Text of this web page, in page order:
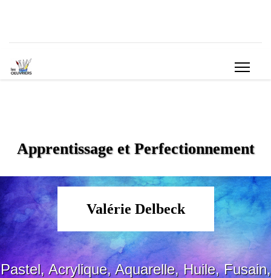
Apprentissage et Perfectionnement
Valérie Delbeck
Pastel, Acrylique, Aquarelle, Huile, Fusain,